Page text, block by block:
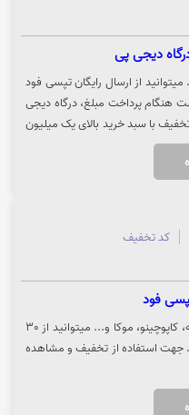
دیجی پی
از ارسال رایگان تپسی فود
هنگام پرداخت مبلغ، درگاه دیجی
با سبد خرید بالای یک میلیون
"خرید کنید" کلیک نمایید.
کد تخفیف
برای خرید انواع قهوه اسپرسو، امریکانو، لاته، کاپوچینو، موکا و... میتوانید از 30
جهت استفاده از تخفیف و مشاهده